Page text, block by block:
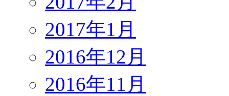
2017年1月
2016年12月
2016年11月